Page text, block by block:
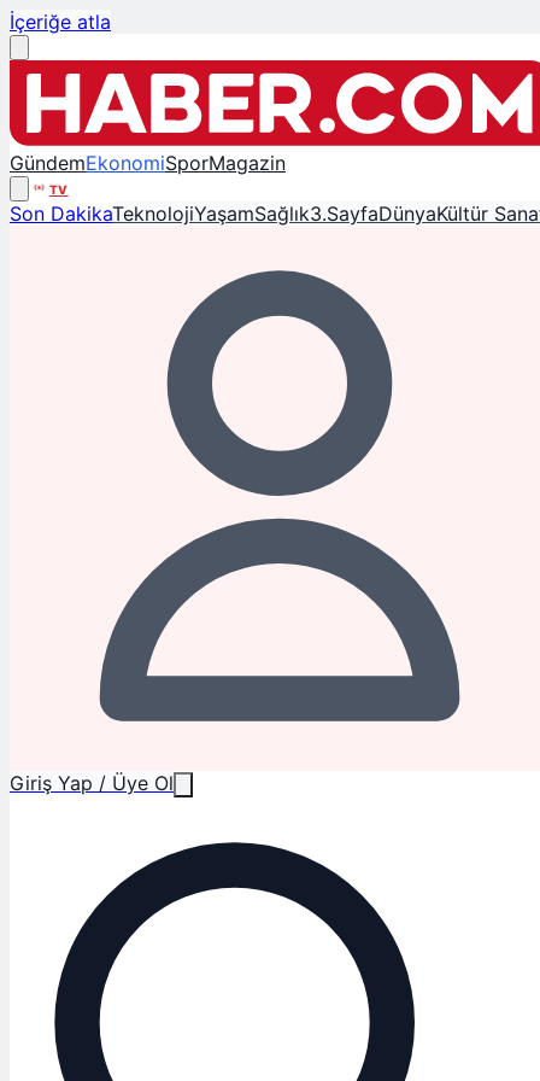
İçeriğe atla
GündemEkonomiSporMagazin
TV
Son DakikaTeknolojiYaşamSağlık3.SayfaDünyaKültür
Giriş Yap / Üye Ol